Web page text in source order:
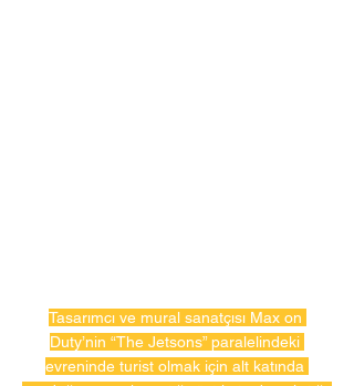
Tasarımcı ve mural sanatçısı Max on
Duty’nin “The Jetsons” paralelindeki
evreninde turist olmak için alt katında